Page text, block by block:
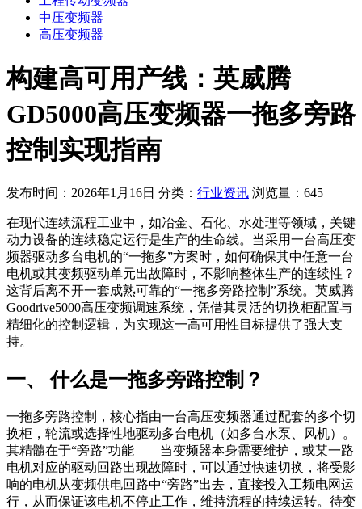
中压变频器
高压变频器
构建高可用产线：英威腾
GD5000高压变频器一拖多旁路
控制实现指南
发布时间：2026年1月16日 分类： 行业资讯 浏览量：645
在现代连续流程工业中，如冶金、石化、水处理等领域，关键
动力设备的连续稳定运行是生产的生命线。当采用一台高压变
频器驱动多台电机的“一拖多”方案时，如何确保其中任意一台
电机或其变频驱动单元出故障时，不影响整体生产的连续性？
这背后离不开一套成熟可靠的“一拖多旁路控制”系统。英威腾
Goodrive5000高压变频调速系统，凭借其灵活的切换柜配置与
精细化的控制逻辑，为实现这一高可用性目标提供了强大支
持。
一、 什么是一拖多旁路控制？
一拖多旁路控制，核心指由一台高压变频器通过配套的多个切
换柜，轮流或选择性地驱动多台电机（如多台水泵、风机）。
其精髓在于“旁路”功能——当变频器本身需要维护，或某一路
电机对应的驱动回路出现故障时，可以通过快速切换，将受影
响的电机从变频供电回路中“旁路”出去，直接投入工频电网运
行，从而保证该电机不停止工作，维持流程的持续运转。待变